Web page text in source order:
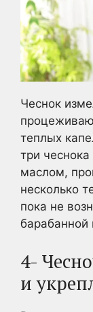
Чеснок
теплых
три
маслом,
несколько
пока не
барабанной
4-
и